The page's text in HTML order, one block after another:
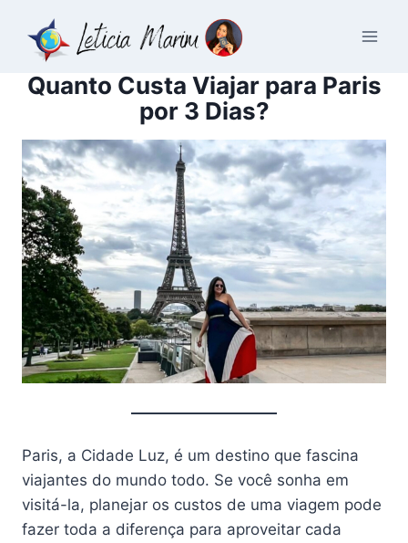
para
Conteúdo
Quanto Custa Viajar para Paris
por 3 Dias?
Paris, a Cidade Luz, é um destino que fascina
viajantes do mundo todo. Se você sonha em
visitá-la, planejar os custos de uma viagem pode
fazer toda a diferença para aproveitar cada